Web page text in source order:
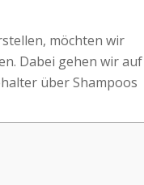
möchten wir
Dabei gehen wir auf
über Shampoos